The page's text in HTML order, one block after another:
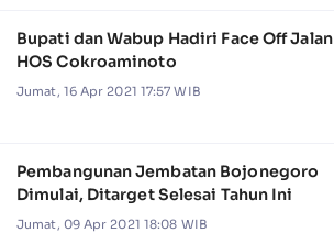
Bupati dan Wabup Hadiri Face Off Jalan
HOS Cokroaminoto
Jumat, 16 Apr 2021 17:57 WIB
Pembangunan Jembatan Bojonegoro
Dimulai, Ditarget Selesai Tahun Ini
Jumat, 09 Apr 2021 18:08 WIB